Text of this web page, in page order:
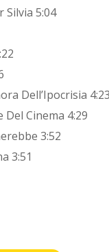
Silvia 5:04
Dell’Ipocrisia 4:23
Del Cinema 4:29
3:52
3:51